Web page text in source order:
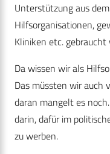
Unterstützung aus
Hilfsorganisationen,
Kliniken etc. gebraucht
Da wissen wir als
Das müssten wir auch
daran mangelt es
darin, dafür im
zu werben.